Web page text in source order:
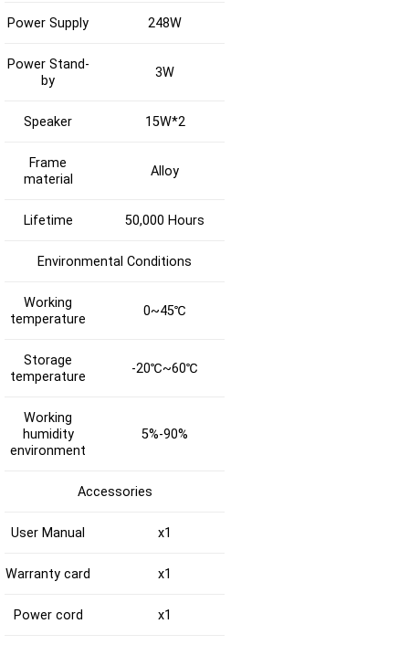
Power Supply 248W
Power Stand-
by
3W
Speaker 15W*2
Frame
material
Alloy
Lifetime 50,000 Hours
Environmental Conditions
Working
temperature
0~45℃
Storage
temperature
-20℃~60℃
Working
humidity
environment
5%-90%
Accessories
User Manual x1
Warranty card x1
Power cord x1